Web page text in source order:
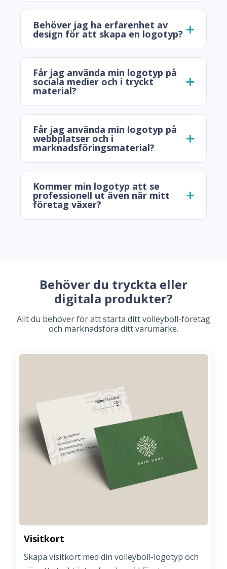
Behöver jag ha erfarenhet av
design för att skapa en logotyp?
Får jag använda min logotyp på
sociala medier och i tryckt
material?
Får jag använda min logotyp på
webbplatser och i
marknadsföringsmaterial?
Kommer min logotyp att se
professionell ut även när mitt
företag växer?
Behöver du tryckta eller
digitala produkter?
Allt du behöver för att starta ditt volleyboll-företag
och marknadsföra ditt varumärke.
Visitkort
Skapa visitkort med din volleyboll-logotyp och